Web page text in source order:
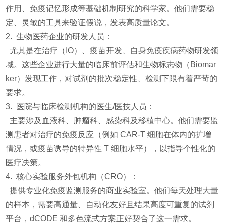
作用、免疫记忆形成等基础机制研究的科学家。他们需要稳
定、灵敏的工具来验证假说，发表高质量论文。
2. 生物医药企业的研发人员：
尤其是在治疗（IO）、疫苗开发、自身免疫疾病药物研发领
域。这些企业进行大量的临床前评估和生物标志物（Biomar
ker）发现工作，对试剂的批次稳定性、检测下限有着严苛的
要求。
3. 医院与临床检测机构的医生/医技人员：
主要涉及血液科、肿瘤科、感染科及移植中心。他们需要监
测患者对治疗的免疫反应（例如 CAR-T 细胞在体内的扩增
情况，或疫苗诱导的特异性 T 细胞水平），以指导个性化的
医疗决策。
4. 核心实验服务外包机构（CRO）：
提供专业化免疫监测服务的商业实验室。他们每天处理大量
的样本，需要高通量、自动化友好且结果高度可重复的试剂
平台，dCODE 和多色流式方案正好契合了这一需求。